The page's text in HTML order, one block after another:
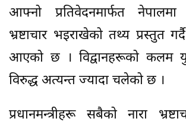
आफ्नो प्रतिवेदनमार्फत
भ्रष्टाचार भइराखेको तथ्य प्रस्तुत
आएको छ । विद्वानहरूको कलम
विरुद्ध अत्यन्त ज्यादा चलेको छ ।
प्रधानमन्त्रीहरू सबैको नारा